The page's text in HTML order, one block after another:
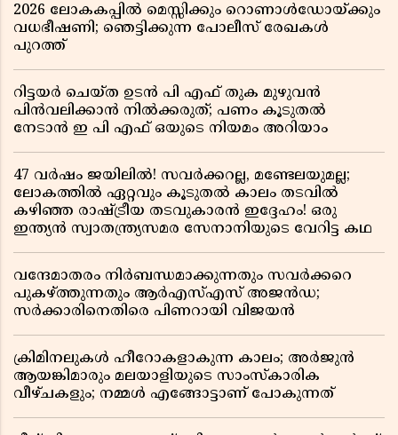
2026 ലോകകപ്പിൽ മെസ്സിക്കും റൊണാൾഡോയ്ക്കും
വധഭീഷണി; ഞെട്ടിക്കുന്ന പോലീസ് രേഖകൾ
പുറത്ത്
റിട്ടയർ ചെയ്ത ഉടൻ പി എഫ് തുക മുഴുവൻ
പിൻവലിക്കാൻ നിൽക്കരുത്; പണം കൂടുതൽ
നേടാൻ ഇ പി എഫ് ഒയുടെ നിയമം അറിയാം
47 വർഷം ജയിലിൽ! സവർക്കറല്ല, മണ്ടേലയുമല്ല;
ലോകത്തിൽ ഏറ്റവും കൂടുതൽ കാലം തടവിൽ
കഴിഞ്ഞ രാഷ്ട്രീയ തടവുകാരൻ ഇദ്ദേഹം! ഒരു
ഇന്ത്യൻ സ്വാതന്ത്ര്യസമര സേനാനിയുടെ വേറിട്ട കഥ
വന്ദേമാതരം നിർബന്ധമാക്കുന്നതും സവർക്കറെ
പുകഴ്ത്തുന്നതും ആർഎസ്എസ് അജൻഡ;
സർക്കാരിനെതിരെ പിണറായി വിജയൻ
ക്രിമിനലുകൾ ഹീറോകളാകുന്ന കാലം; അർജുൻ
ആയങ്കിമാരും മലയാളിയുടെ സാംസ്കാരിക
വീഴ്ചകളും; നമ്മൾ എങ്ങോട്ടാണ് പോകുന്നത്